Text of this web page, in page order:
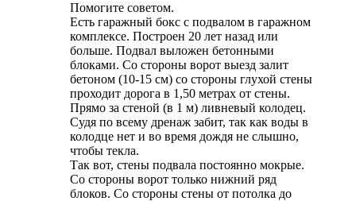
Помогите советом.
Есть гаражный бокс с подвалом в гаражном
комплексе. Построен 20 лет назад или
больше. Подвал выложен бетонными
блоками. Со стороны ворот выезд залит
бетоном (10-15 см) со стороны глухой стены
проходит дорога в 1,50 метрах от стены.
Прямо за стеной (в 1 м) ливневый колодец.
Судя по всему дренаж забит, так как воды в
колодце нет и во время дождя не слышно,
чтобы текла.
Так вот, стены подвала постоянно мокрые.
Со стороны ворот только нижний ряд
блоков. Со стороны стены от потолка до